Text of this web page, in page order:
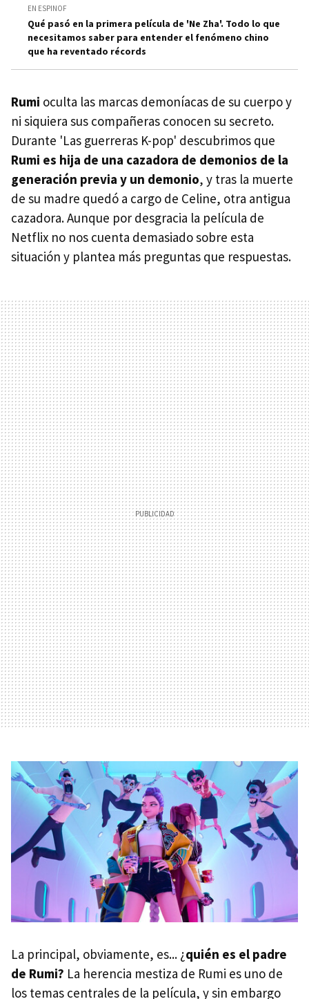
EN ESPINOF
Qué pasó en la primera película de 'Ne Zha'. Todo lo que
necesitamos saber para entender el fenómeno chino
que ha reventado récords
Rumi oculta las marcas demoníacas de su cuerpo y
ni siquiera sus compañeras conocen su secreto.
Durante 'Las guerreras K-pop' descubrimos que
Rumi es hija de una cazadora de demonios de la
generación previa y un demonio, y tras la muerte
de su madre quedó a cargo de Celine, otra antigua
cazadora. Aunque por desgracia la película de
Netflix no nos cuenta demasiado sobre esta
situación y plantea más preguntas que respuestas.
La principal, obviamente, es... ¿quién es el padre
de Rumi? La herencia mestiza de Rumi es uno de
los temas centrales de la película, y sin embargo